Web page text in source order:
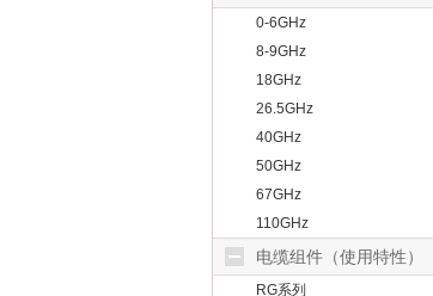
0-6GHz
8-9GHz
18GHz
26.5GHz
40GHz
50GHz
67GHz
110GHz
电缆组件（使用特性）
RG系列